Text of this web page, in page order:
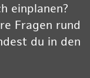
einplanen?
Fragen rund
du in den